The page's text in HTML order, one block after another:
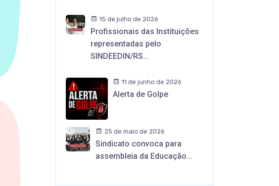
15 de julho de 2026
Profissionais das Instituições
representadas pelo
SINDEEDIN/RS...
11 de junho de 2026
Alerta de Golpe
25 de maio de 2026
Sindicato convoca para
assembleia da Educação...